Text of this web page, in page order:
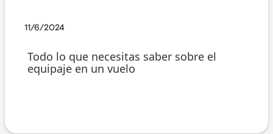
11/6/2024
Todo lo que necesitas saber sobre el
equipaje en un vuelo